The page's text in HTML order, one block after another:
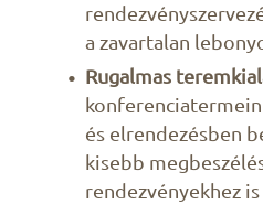
a zavartalan
Rugalmas
és elrendezésben
kisebb
rendezvényekhez